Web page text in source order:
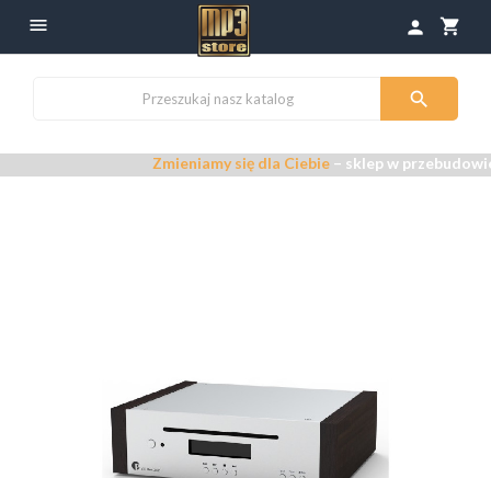
 shopping_cart
person

Zmieniamy się dla Ciebie– sklep w przebudowie –